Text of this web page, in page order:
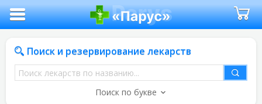
Поиск и резервирование лекарств
Поиск
лекарств
Поиск по букве